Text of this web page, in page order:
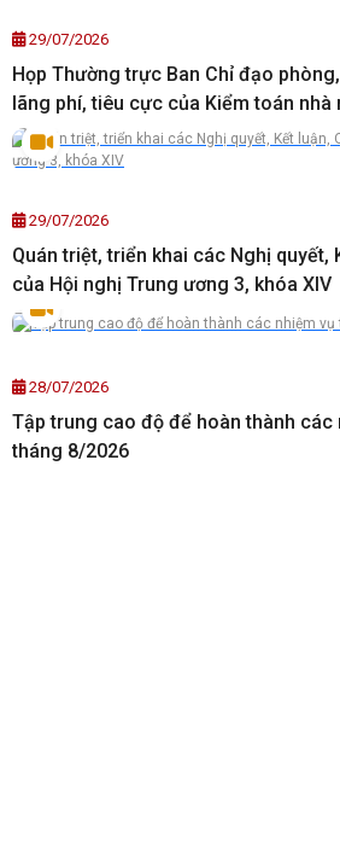
29/07/2026
Họp Thường trực Ban Chỉ đạo
lãng phí, tiêu cực của Kiểm toán nhà
29/07/2026
Quán triệt, triển khai các Nghị quyết,
của Hội nghị Trung ương 3, khóa XIV
28/07/2026
Tập trung cao độ để hoàn thành các
tháng 8/2026